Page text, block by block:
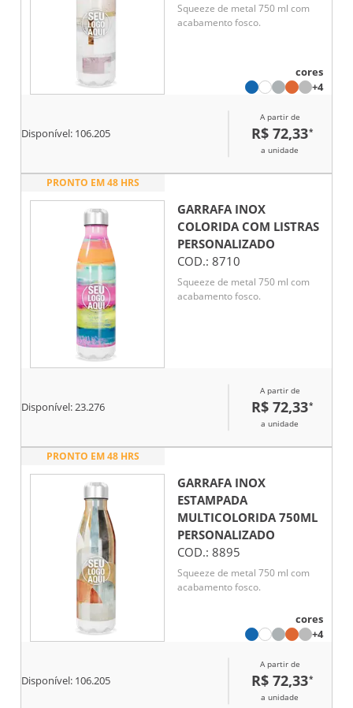
Squeeze de metal 750 ml com
acabamento fosco.
cores
+4
Disponível: 106.205
A partir de
R$ 72,33*
a unidade
PRONTO EM 48 HRS
GARRAFA INOX
COLORIDA COM LISTRAS
PERSONALIZADO
COD.: 8710
Squeeze de metal 750 ml com
acabamento fosco.
Disponível:23.276
A partir de
R$ 72,33*
a unidade
PRONTO EM 48 HRS
GARRAFA INOX
ESTAMPADA
MULTICOLORIDA 750ML
PERSONALIZADO
COD.: 8895
Squeeze de metal 750 ml com
acabamento fosco.
cores
+4
Disponível: 106.205
A partir de
R$ 72,33*
a unidade